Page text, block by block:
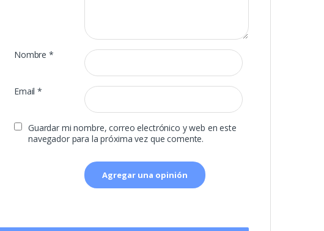
Nombre*
Email*
Guardar mi nombre, correo electrónico y web en este
navegador para la próxima vez que comente.